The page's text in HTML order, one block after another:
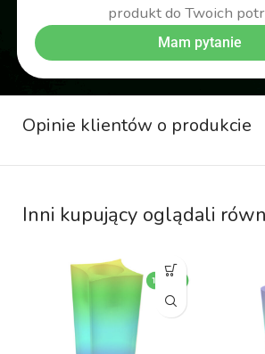
produkt do Twoich
Mam pytanie
Opinie klientów o produkcie
Inni kupujący oglądali